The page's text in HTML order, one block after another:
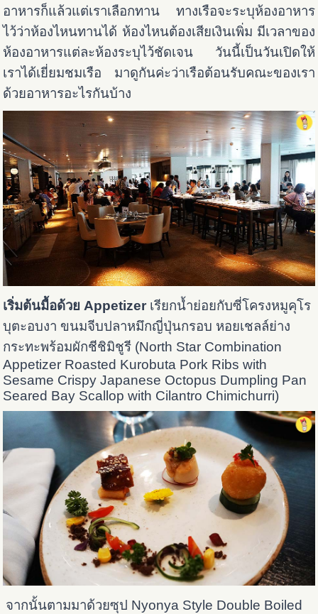
อาหารก็แล้วแต่เราเลือกทาน ทางเรือจะระบุห้องอาหาร
ไว้ว่าห้องไหนทานได้ ห้องไหนต้องเสียเงินเพิ่ม มีเวลาของ
ห้องอาหารแต่ละห้องระบุไว้ชัดเจน วันนี้เป็นวันเปิดให้
เราได้เยี่ยมชมเรือ มาดูกันค่ะว่าเรือต้อนรับคณะของเรา
ด้วยอาหารอะไรกันบ้าง
เริ่มต้นมื้อด้วย Appetizer เรียกน้ำย่อยกับซี่โครงหมูคุโร
บุตะอบงา ขนมจีบปลาหมึกญี่ปุ่นกรอบ หอยเชลล์ย่าง
กระทะพร้อมผักชีชิมิชูรี (North Star Combination
Appetizer Roasted Kurobuta Pork Ribs with
Sesame Crispy Japanese Octopus Dumpling Pan
Seared Bay Scallop with Cilantro Chimichurri)
จากนั้นตามมาด้วยซุป Nyonya Style Double Boiled